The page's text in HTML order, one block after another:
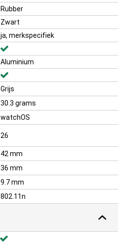
Rubber
Zwart
ja, merkspecifiek
Aluminium
Grijs
30.3 grams
watchOS
26
42 mm
36 mm
9.7 mm
802.11n